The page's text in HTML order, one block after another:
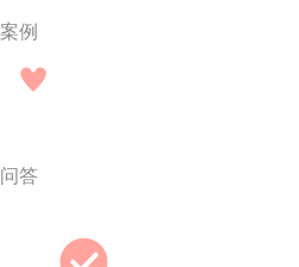
案例
问答